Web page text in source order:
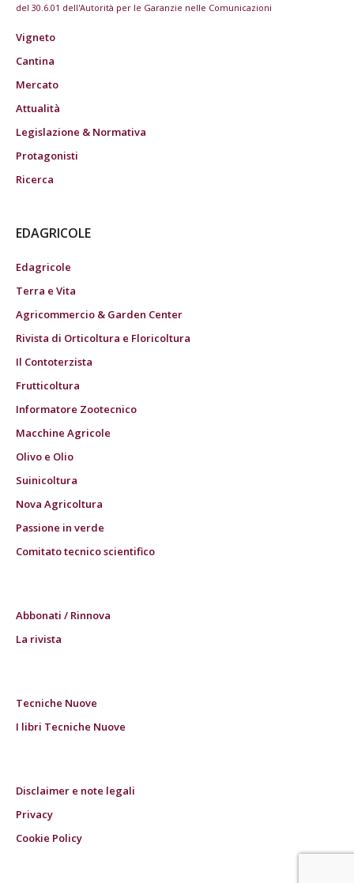
del 30.6.01 dell'Autorità per le Garanzie nelle Comunicazioni
Vigneto
Cantina
Mercato
Attualità
Legislazione & Normativa
Protagonisti
Ricerca
EDAGRICOLE
Edagricole
Terra e Vita
Agricommercio & Garden Center
Rivista di Orticoltura e Floricoltura
Il Contoterzista
Frutticoltura
Informatore Zootecnico
Macchine Agricole
Olivo e Olio
Suinicoltura
Nova Agricoltura
Passione in verde
Comitato tecnico scientifico
Abbonati / Rinnova
La rivista
Tecniche Nuove
I libri Tecniche Nuove
Disclaimer e note legali
Privacy
Cookie Policy